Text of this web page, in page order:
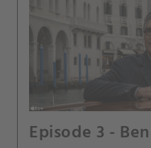
Episode 3 -